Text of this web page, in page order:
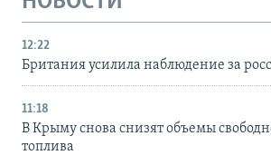
12:22
Британия усилила наблюдение за
11:18
В Крыму снова снизят объемы
топлива